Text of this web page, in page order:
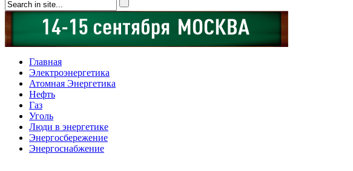
Главная
Электроэнергетика
Атомная Энергетика
Нефть
Газ
Уголь
Люди в энергетике
Энергосбережение
Энергоснабжение